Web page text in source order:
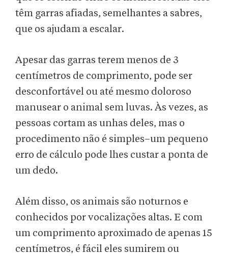
têm garras afiadas, semelhantes a sabres,
que os ajudam a escalar.
Apesar das garras terem menos de 3
centímetros de comprimento, pode ser
desconfortável ou até mesmo doloroso
manusear o animal sem luvas. Às vezes, as
pessoas cortam as unhas deles, mas o
procedimento não é simples–um pequeno
erro de cálculo pode lhes custar a ponta de
um dedo.
Além disso, os animais são noturnos e
conhecidos por vocalizações altas. E com
um comprimento aproximado de apenas 15
centímetros, é fácil eles sumirem ou